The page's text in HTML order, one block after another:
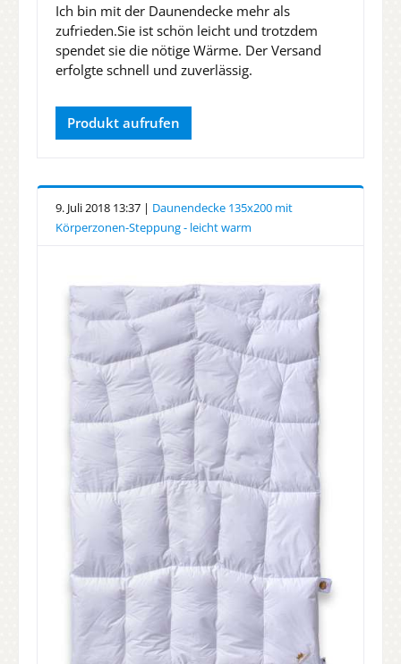
Ich bin mit der Daunendecke mehr als
zufrieden.Sie ist schön leicht und trotzdem
spendet sie die nötige Wärme. Der Versand
erfolgte schnell und zuverlässig.
Produkt aufrufen
9. Juli 2018 13:37 | Daunendecke 135x200 mit
Körperzonen-Steppung - leicht warm